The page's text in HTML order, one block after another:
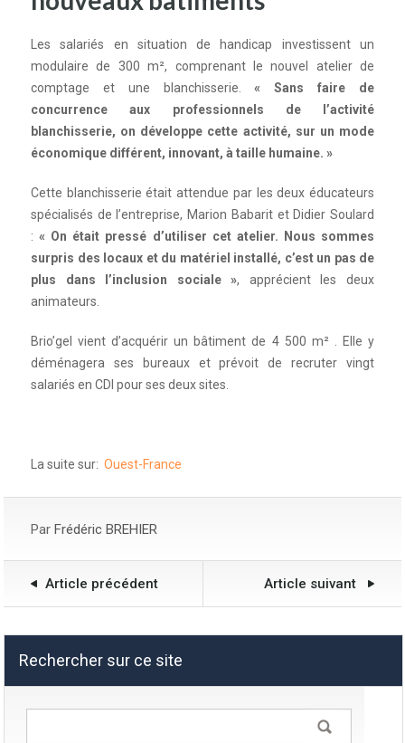
Les salariés en situation de handicap investissent un
modulaire de 300 m², comprenant
le nouvel atelier de
comptage etune blanchisserie.« Sans faire de
concurrence aux professionnels de l’activité
blanchisserie, on développe cette activité, sur un mode
économique différent, innovant, à taille humaine. »
Cette blanchisserie était attendue par les deux éducateurs
spécialisés de l’entreprise, Marion Babarit etDidier Soulard
:« On était pressé d’utiliser cet atelier. Nous sommes
surpris des locaux etdu matériel installé, c’est un pas de
plus dans l’inclusion sociale », apprécient les deux
animateurs.
Brio’gel
vient d’acquérir un bâtiment de 4 500 m² . Elle y
déménagera ses bureaux etprévoit de recruter vingt
salariés en CDI pour ses deux sites.
La suite sur: Ouest-France
Par Frédéric BREHIER
Article précédent Article suivant
Rechercher sur ce site